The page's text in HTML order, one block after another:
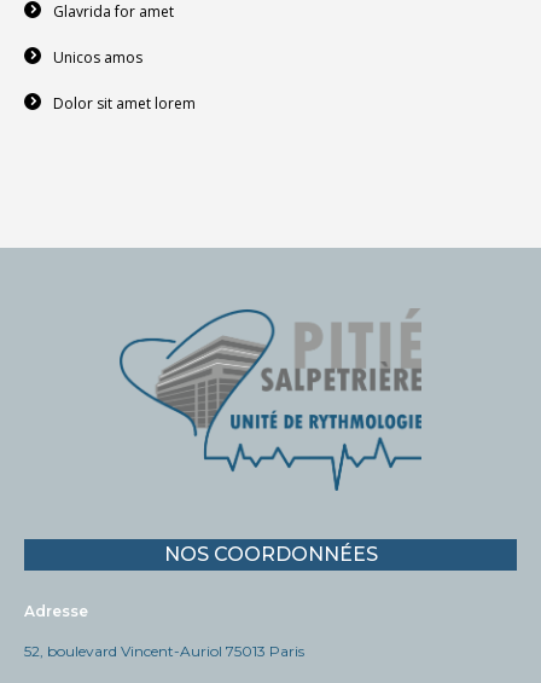
Glavrida for amet
Unicos amos
Dolor sit amet lorem
NOS COORDONNÉES
Adresse
52, boulevard Vincent-Auriol 75013 Paris